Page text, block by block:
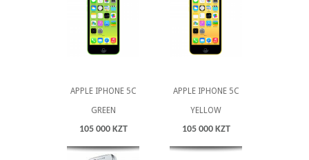
APPLE IPHONE 5C
GREEN
105 000 KZT
APPLE IPHONE 5C
YELLOW
105 000 KZT